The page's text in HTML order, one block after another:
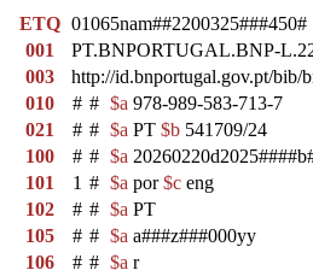
ETQ 01065nam##2200325###450#
001
PT.BNPORTUGAL.BNP-
003
http://id.bnportugal.gov.pt/bib/
010
# # $a 978-989-583-713-7
021
# # $a PT $b 541709/24
100
# # $a
101
1 # $a por$c eng
102
# # $a PT
105
# # $a a###z###000yy
106
# # $a r